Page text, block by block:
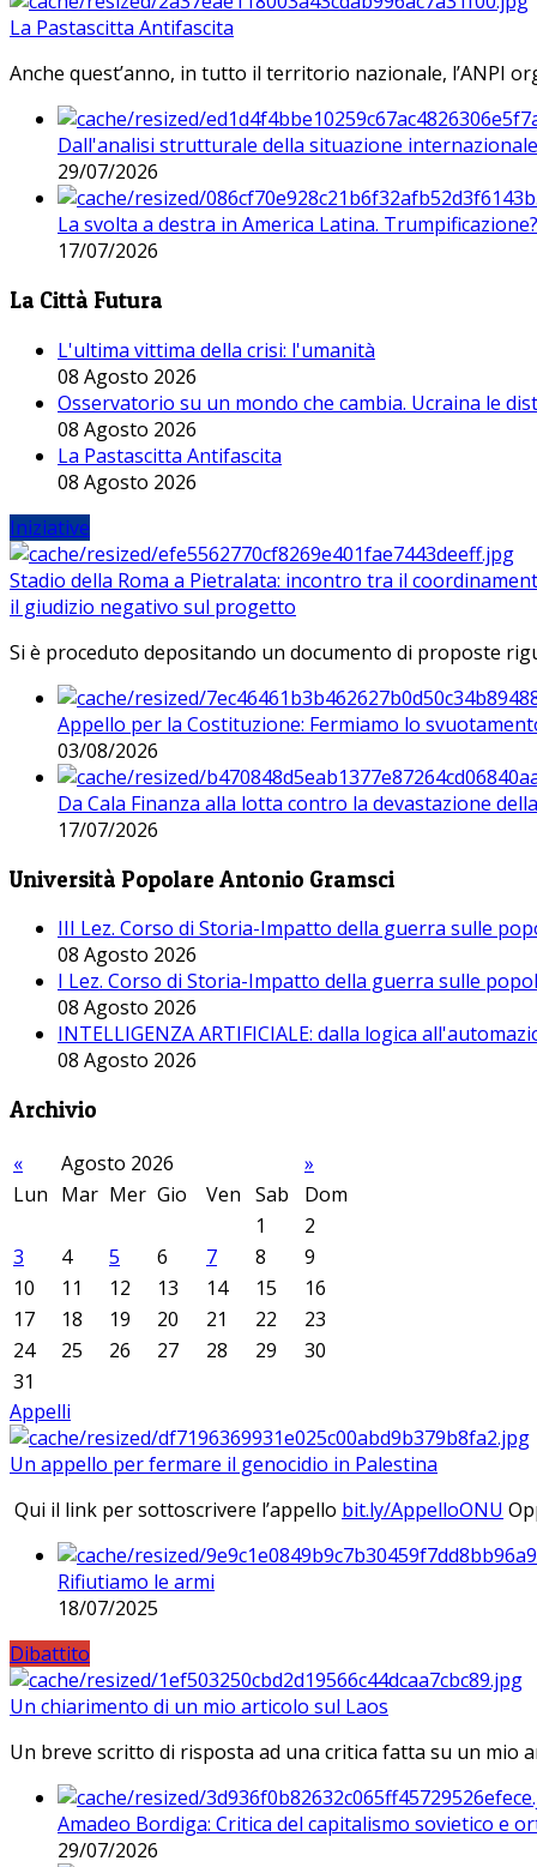
La Pastascitta Antifascita
Anche quest’anno, in tutto il territorio nazionale, l’ANPI
Dall'analisi strutturale della situazione
29/07/2026
La svolta a destra in America Latina. Trumpificazione?
17/07/2026
La Città Futura
L'ultima vittima della crisi: l'umanità
08 Agosto 2026
Osservatorio su un mondo che cambia. Ucraina le
08 Agosto 2026
La Pastascitta Antifascita
08 Agosto 2026
Iniziative
Stadio della Roma a Pietralata: incontro tra il
il giudizio negativo sul progetto
Si è proceduto depositando un documento di proposte
Appello per la Costituzione: Fermiamo lo
03/08/2026
Da Cala Finanza alla lotta contro la devastazione
17/07/2026
Università Popolare Antonio Gramsci
III Lez. Corso di Storia-Impatto della guerra sulle
08 Agosto 2026
I Lez. Corso di Storia-Impatto della guerra sulle
08 Agosto 2026
INTELLIGENZA ARTIFICIALE: dalla logica
08 Agosto 2026
Archivio
« Agosto 2026
»
Lun Mar Mer Gio Ven Sab
Dom
1
2
3
4 5 6 7 8
9
10
11 12 13 14 15
16
17
18 19 20 21 22
23
24
25 26 27 28 29
30
31
Appelli
Un appello per fermare il genocidio in Palestina
Qui il link per sottoscrivere l’appello bit.ly/AppelloONU
Rifiutiamo le armi
18/07/2025
Dibattito
Un chiarimento di un mio articolo sul Laos
Un breve scritto di risposta ad una critica fatta su un mio
Amadeo Bordiga: Critica del capitalismo sovietico e
29/07/2026